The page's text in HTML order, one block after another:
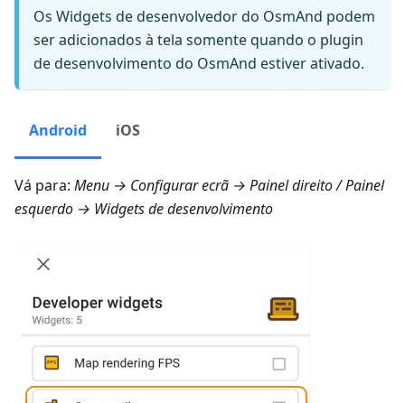
Os Widgets de desenvolvedor do OsmAnd podem
ser adicionados à tela somente quando o plugin
de desenvolvimento do OsmAnd estiver ativado.
Android iOS
Vá para: Menu → Configurar ecrã → Painel direito/Painel
esquerdo → Widgets de desenvolvimento